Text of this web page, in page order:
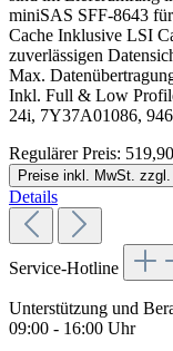
miniSAS SFF-8643
Cache Inklusive LSI
zuverlässigen
Max.
Inkl. Full & Low
24i, 7Y37A01086,
Regulärer Preis:
Preise inkl. MwSt.
Details
Service-Hotline
Unterstützung und
09:00 - 16:00 Uhr